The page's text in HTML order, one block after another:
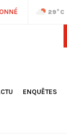
29°C
ENQUÊTES